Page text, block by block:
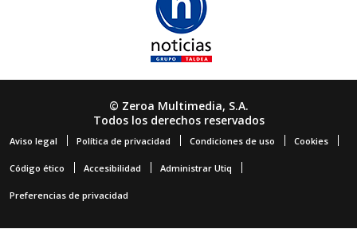
© Zeroa Multimedia, S.A.
Todos los derechos reservados
Aviso legal Política de privacidad Condiciones de uso Cookies
Código ético Accesibilidad Administrar Utiq
Preferencias de privacidad